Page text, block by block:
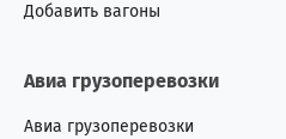
Добавить вагоны
Авиа грузоперевозки
Авиа грузоперевозки